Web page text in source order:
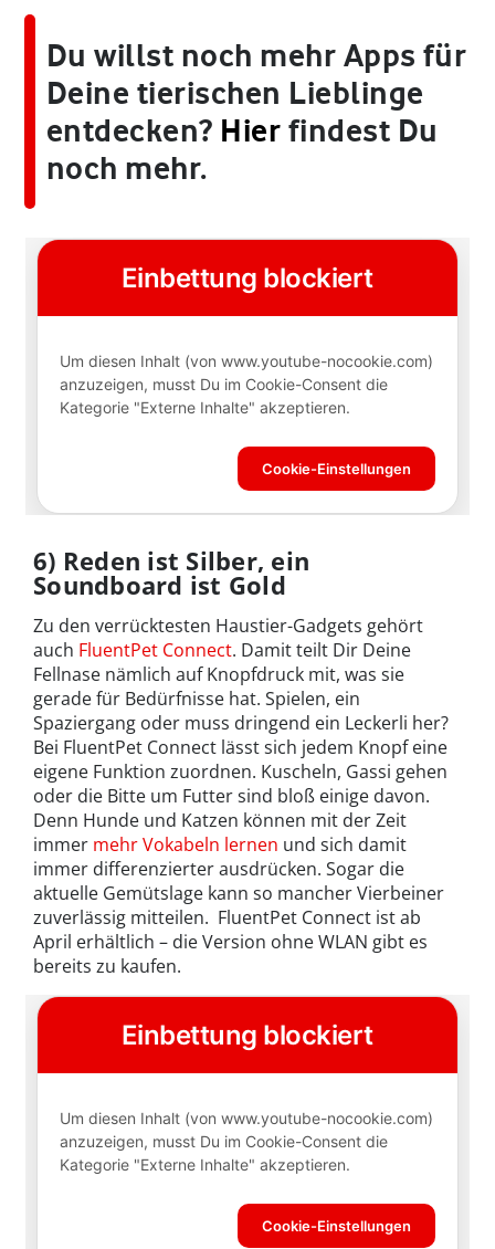
Du willst noch mehr Apps für
Deine tierischen Lieblinge
entdecken? Hier findest Du
noch mehr.
6) Reden ist Silber, ein
Soundboard ist Gold
Zu den verrücktesten Haustier-Gadgets gehört
auch FluentPet Connect. Damit teilt Dir Deine
Fellnase nämlich auf Knopfdruck mit, was sie
gerade für Bedürfnisse hat. Spielen, ein
Spaziergang oder muss dringend ein Leckerli her?
Bei FluentPet Connect lässt sich jedem Knopf eine
eigene Funktion zuordnen. Kuscheln, Gassi gehen
oder die Bitte um Futter sind bloß einige davon.
Denn Hunde und Katzen können mit der Zeit
immer mehr Vokabeln lernen und sich damit
immer differenzierter ausdrücken. Sogar die
aktuelle Gemütslage kann so mancher Vierbeiner
zuverlässig mitteilen. FluentPet Connect ist ab
April erhältlich – die Version ohne WLAN gibt es
bereits zu kaufen.